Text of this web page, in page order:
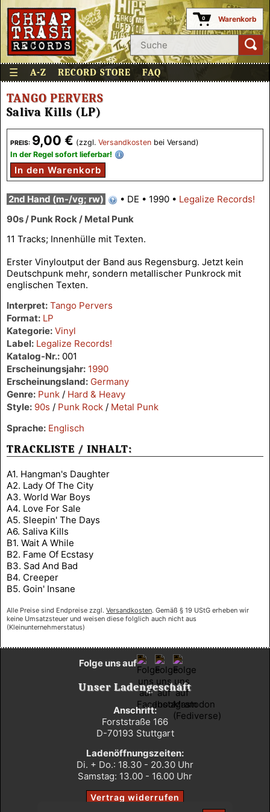
0 Warenkorb
☰ A-Z RECORD STORE FAQ
PREIS: 9,00 € (zzgl. Versandkosten bei Versand)
In der Regel sofort lieferbar!
In den Warenkorb
TANGO PERVERS
Saliva Kills (LP)
2nd Hand (m-/vg; rw) • DE • 1990 • Legalize Records!
90s / Punk Rock / Metal Punk
11 Tracks; Innenhülle mit Texten.
Erster Vinyloutput der Band aus Regensburg. Jetzt kein
Deutschpunk mehr, sondern metallischer Punkrock mit
englischen Texten.
Interpret: Tango Pervers
Format: LP
Kategorie: Vinyl
Label: Legalize Records!
Katalog-Nr.: 001
Erscheinungsjahr: 1990
Erscheinungsland: Germany
Genre: Punk / Hard & Heavy
Style: 90s / Punk Rock / Metal Punk
Sprache: Englisch
TRACKLISTE / INHALT:
A1. Hangman's Daughter
A2. Lady Of The City
A3. World War Boys
A4. Love For Sale
A5. Sleepin' The Days
A6. Saliva Kills
B1. Wait A While
B2. Fame Of Ecstasy
B3. Sad And Bad
B4. Creeper
B5. Goin' Insane
Alle Preise sind Endpreise zzgl. Versandkosten. Gemäß § 19 UStG erheben wir
keine Umsatzsteuer und weisen diese folglich auch nicht aus
(Kleinunternehmerstatus)
Unser Ladengeschäft
Anschrift:
Forststraße 166
D-70193 Stuttgart
Ladenöffnungszeiten:
Di. + Do.: 18.30 - 20.30 Uhr
Samstag: 13.00 - 16.00 Uhr
Vertrag widerrufen
Folge uns auf